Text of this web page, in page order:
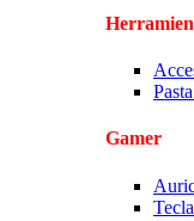
Gamer